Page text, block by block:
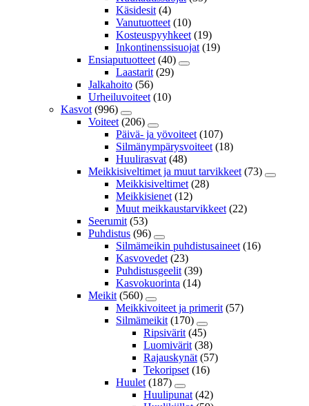
Käsidesit (4)
Vanutuotteet (10)
Kosteuspyyhkeet (19)
Inkontinenssisuojat (19)
Ensiaputuotteet (40)
Laastarit (29)
Jalkahoito (56)
Urheiluvoiteet (10)
Kasvot (996)
Voiteet (206)
Päivä- ja yövoiteet (107)
Silmänympärysvoiteet (18)
Huulirasvat (48)
Meikkisiveltimet ja muut tarvikkeet (73)
Meikkisiveltimet (28)
Meikkisienet (12)
Muut meikkaustarvikkeet (22)
Seerumit (53)
Puhdistus (96)
Silmämeikin puhdistusaineet (16)
Kasvovedet (23)
Puhdistusgeelit (39)
Kasvokuorinta (14)
Meikit (560)
Meikkivoiteet ja primerit (57)
Silmämeikit (170)
Ripsivärit (45)
Luomivärit (38)
Rajauskynät (57)
Tekoripset (16)
Huulet (187)
Huulipunat (42)